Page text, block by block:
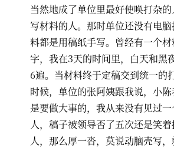
当然地成了单位里最好使唤打杂
写材料的人。那时单位还没有电
料都是用稿纸手写。曾经有一个
字，我在3天的时间里，白天和黑
6遍。当材料终于定稿交到统一的
时候，单位的张阿姨跟我说，小
是要做大事的，我从来没有见过
人，稿子被领导否了五次还是笑
人，那么厚一沓，莫说动脑壳写